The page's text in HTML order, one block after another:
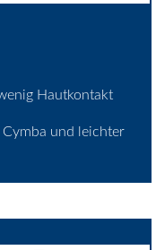
Hautkontakt
und leichter